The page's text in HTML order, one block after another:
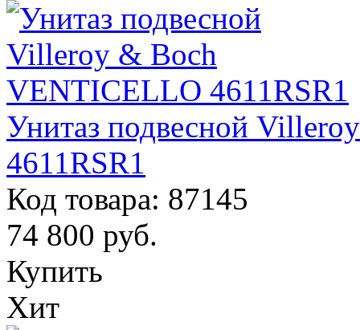
Унитаз подвесной
4611RSR1
Код товара: 87145
74 800 руб.
Купить
Хит